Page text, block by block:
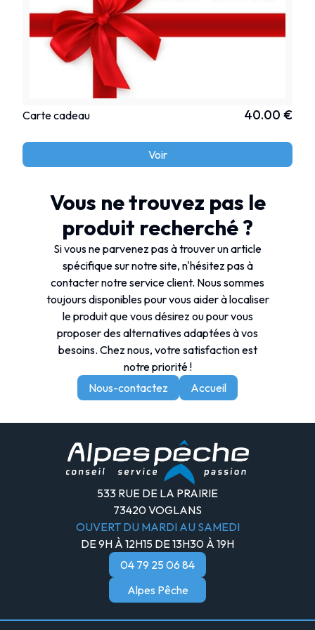
Carte cadeau 40.00 €
Voir
Vous ne trouvez pas le
produit recherché ?
Si vous ne parvenez pas à trouver un article
spécifique sur notre site, n'hésitez pas à
contacter notre service client. Nous sommes
toujours disponibles pour vous aider à localiser
le produit que vous désirez ou pour vous
proposer des alternatives adaptées à vos
besoins. Chez nous, votre satisfaction est
notre priorité !
Nous-contactez
Accueil
533 RUE DE LA PRAIRIE
73420 VOGLANS
OUVERT DU MARDI AU SAMEDI
DE 9H À 12H15 DE 13H30 À 19H
04 79 25 06 84
Alpes Pêche